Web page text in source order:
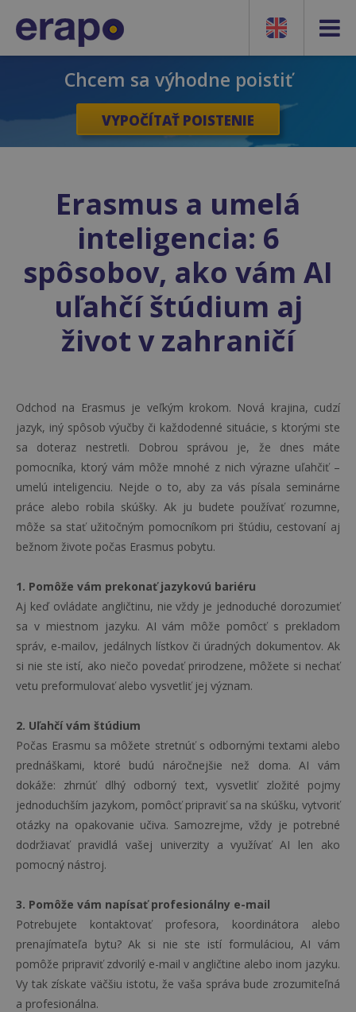
Chcem sa výhodne poistiť
VYPOČÍTAŤ POISTENIE
Erasmus a umelá
inteligencia: 6
spôsobov, ako vám AI
uľahčí štúdium aj
život v zahraničí
Odchod na Erasmus je veľkým krokom. Nová krajina, cudzí
jazyk, iný spôsob výučby či každodenné situácie, s ktorými ste
sa doteraz nestretli. Dobrou správou je, že dnes máte
pomocníka, ktorý vám môže mnohé z nich výrazne uľahčiť –
umelú inteligenciu. Nejde o to, aby za vás písala seminárne
práce alebo robila skúšky. Ak ju budete používať rozumne,
môže sa stať užitočným pomocníkom pri štúdiu, cestovaní aj
bežnom živote počas Erasmus pobytu.
1. Pomôže vám prekonať jazykovú bariéru
Aj keď ovládate angličtinu, nie vždy je jednoduché dorozumieť
sa v miestnom jazyku. AI vám môže pomôcť s prekladom
správ, e-mailov, jedálnych lístkov či úradných dokumentov. Ak
si nie ste istí, ako niečo povedať prirodzene, môžete si nechať
vetu preformulovať alebo vysvetliť jej význam.
2. Uľahčí vám štúdium
Počas Erasmu sa môžete stretnúť s odbornými textami alebo
prednáškami, ktoré budú náročnejšie než doma. AI vám
dokáže: zhrnúť dlhý odborný text, vysvetliť zložité pojmy
jednoduchším jazykom, pomôcť pripraviť sa na skúšku, vytvoriť
otázky na opakovanie učiva. Samozrejme, vždy je potrebné
dodržiavať pravidlá vašej univerzity a využívať AI len ako
pomocný nástroj.
3. Pomôže vám napísať profesionálny e-mail
Potrebujete kontaktovať profesora, koordinátora alebo
prenajímateľa bytu? Ak si nie ste istí formuláciou, AI vám
pomôže pripraviť zdvorilý e-mail v angličtine alebo inom jazyku.
Vy tak získate väčšiu istotu, že vaša správa bude zrozumiteľná
a profesionálna.